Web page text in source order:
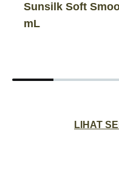
Sunsilk Soft
mL
LIHAT